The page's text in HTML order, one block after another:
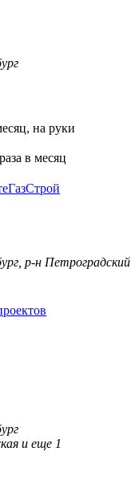
на руки
в месяц
р-н Петроградский
и еще 1